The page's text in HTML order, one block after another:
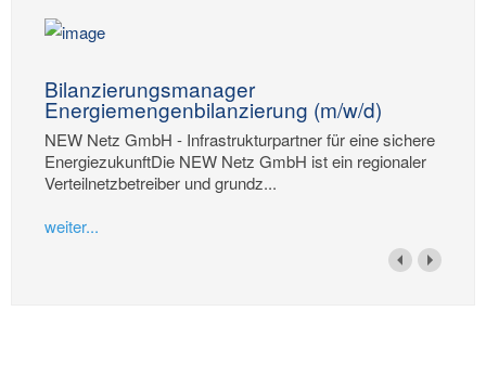
Bilanzierungsmanager
Energiemengenbilanzierung (m/w/d)
NEW Netz GmbH - Infrastrukturpartner für eine sichere
EnergiezukunftDie NEW Netz GmbH ist ein regionaler
Verteilnetzbetreiber und grundz...
weiter...